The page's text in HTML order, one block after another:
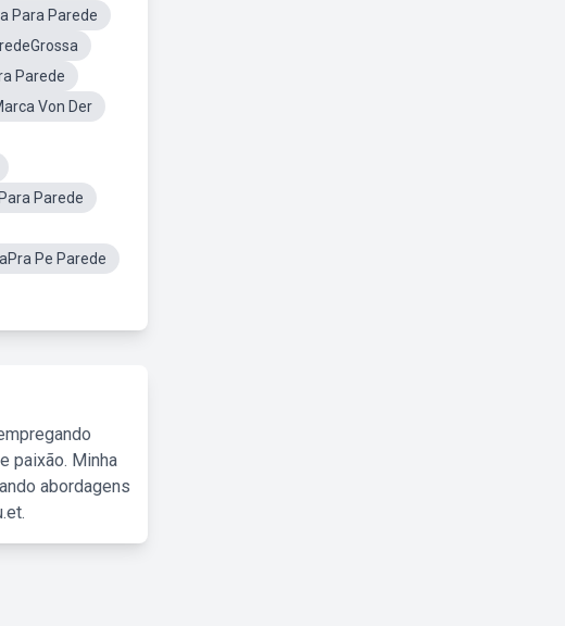
Para Parede
Parede
Von Der
Parede
Pe Parede
paixão. Minha
abordagens